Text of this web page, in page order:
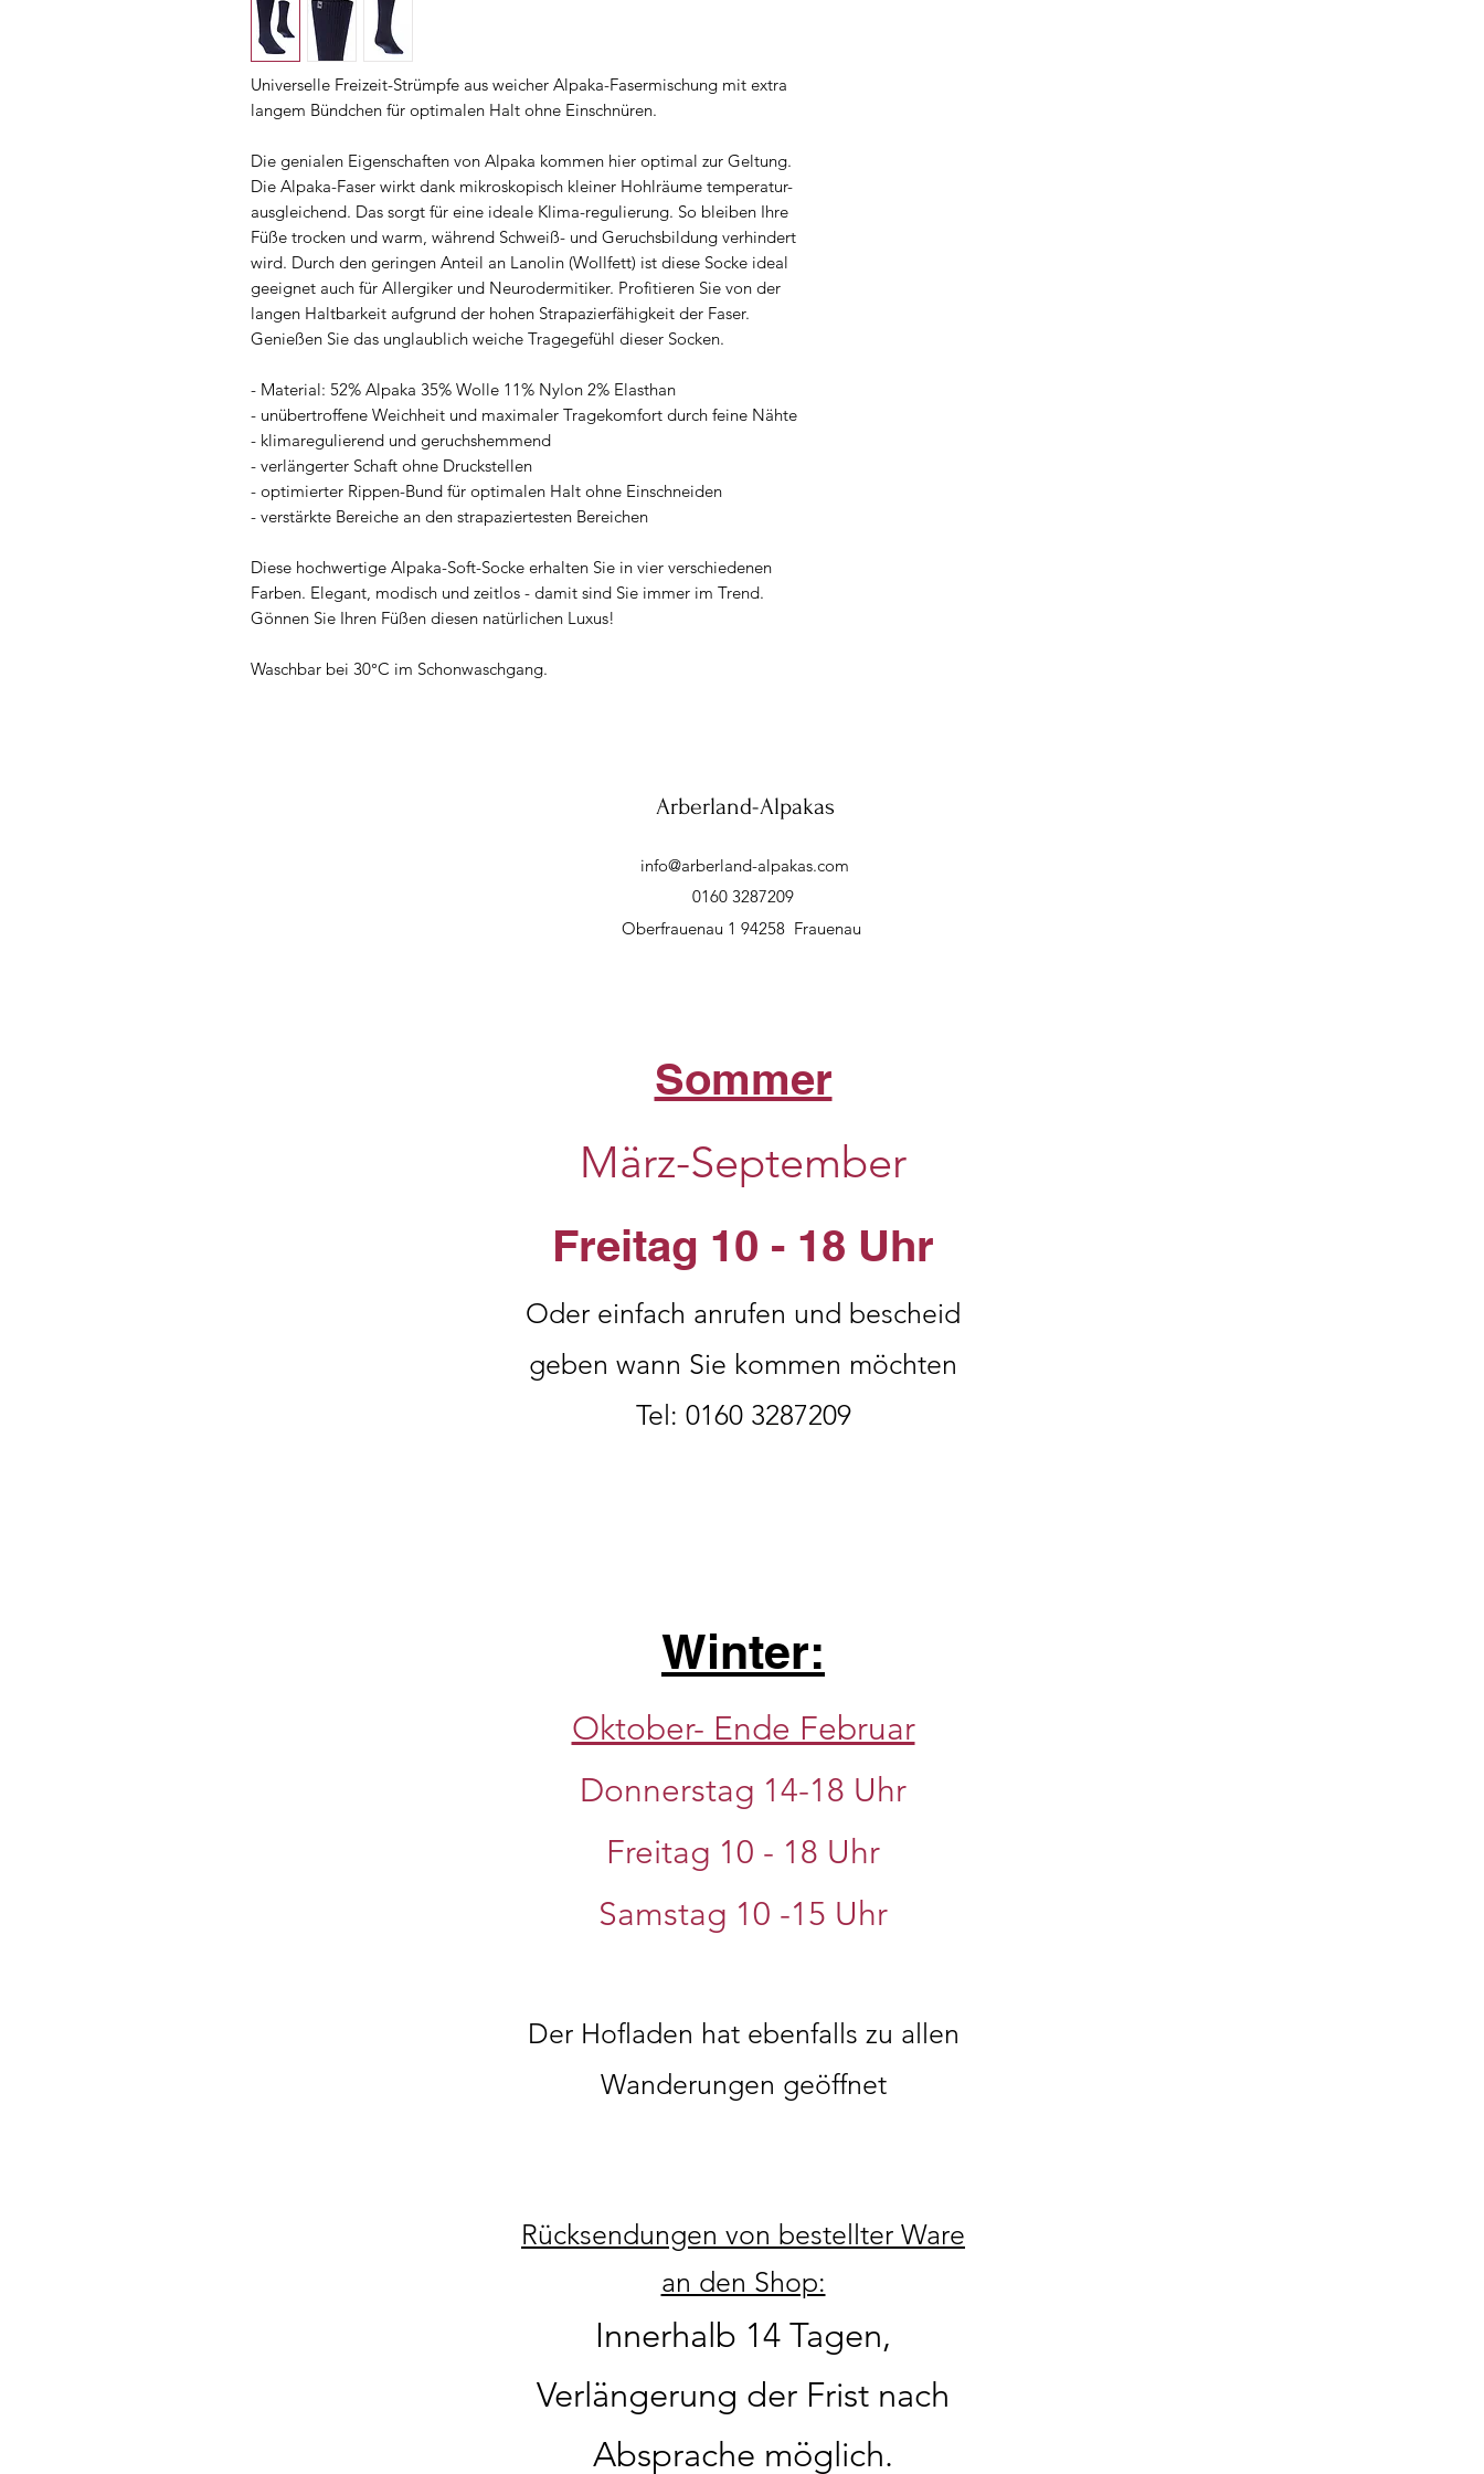
Universelle Freizeit-Strümpfe aus weicher Alpaka-Fasermischung mit extra
langem Bündchen für optimalen Halt ohne Einschnüren.
Die genialen Eigenschaften von Alpaka kommen hier optimal zur Geltung.
Die Alpaka-Faser wirkt dank mikroskopisch kleiner Hohlräume temperatur-
ausgleichend. Das sorgt für eine ideale Klima-regulierung. So bleiben Ihre
Füße trocken und warm, während Schweiß- und Geruchsbildung verhindert
wird. Durch den geringen Anteil an Lanolin (Wollfett) ist diese Socke ideal
geeignet auch für Allergiker und Neurodermitiker. Profitieren Sie von der
langen Haltbarkeit aufgrund der hohen Strapazierfähigkeit der Faser.
Genießen Sie das unglaublich weiche Tragegefühl dieser Socken.
- Material: 52% Alpaka 35% Wolle 11% Nylon 2% Elasthan
- unübertroffene Weichheit und maximaler Tragekomfort durch feine Nähte
- klimaregulierend und geruchshemmend
- verlängerter Schaft ohne Druckstellen
- optimierter Rippen-Bund für optimalen Halt ohne Einschneiden
- verstärkte Bereiche an den strapaziertesten Bereichen
Diese hochwertige Alpaka-Soft-Socke erhalten Sie in vier verschiedenen
Farben. Elegant, modisch und zeitlos - damit sind Sie immer im Trend.
Gönnen Sie Ihren Füßen diesen natürlichen Luxus!
Waschbar bei 30°C im Schonwaschgang.
Arberland-Alpakas
info@arberland-alpakas.com
0160 3287209
Oberfrauenau 1 94258 Frauenau
Sommer
März-September
Freitag 10 - 18 Uhr
Oder einfach anrufen und bescheid
geben wann Sie kommen möchten
Tel: 0160 3287209
Winter:
Oktober- Ende Februar
Donnerstag 14-18 Uhr
Freitag 10 - 18 Uhr
Samstag 10 -15 Uhr
Der Hofladen hat ebenfalls zu allen
Wanderungen geöffnet
Rücksendungen von bestellter Ware
an den Shop:
Innerhalb 14 Tagen,
Verlängerung der Frist nach
Absprache möglich.